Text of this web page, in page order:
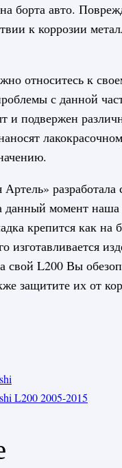
борта авто.
к коррозии
относитесь к
с данной
и подвержен
момент наша
крепится как
изготавливается
свой L200 Вы
защитите их от
L200 2005-2015